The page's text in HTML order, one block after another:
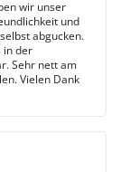
wir unser
und
abgucken.
in der
Sehr nett am
Vielen Dank